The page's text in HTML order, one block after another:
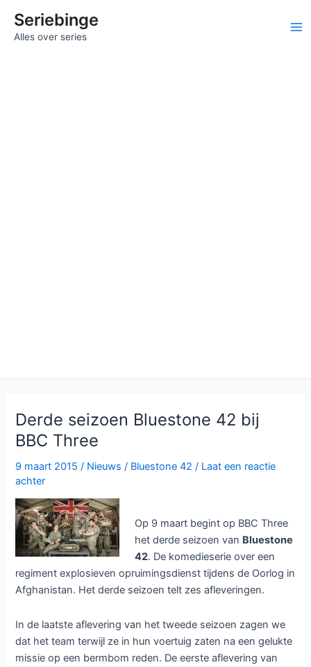
naarSeriebinge
Alles over series
Derde seizoen Bluestone 42 bij
BBC Three
9 maart 2015/ Nieuws / Bluestone 42 / Laat een reactie
achter
Op 9 maart begint op BBC Three
het derde seizoen van Bluestone
42. De komedieserie over een
regiment explosieven opruimingsdienst tijdens de Oorlog in
Afghanistan. Het derde seizoen telt zes afleveringen.
In de laatste aflevering van het tweede seizoen zagen we
dat het team terwijl ze in hun voertuig zaten na een gelukte
missie op een bermbom reden. De eerste aflevering van